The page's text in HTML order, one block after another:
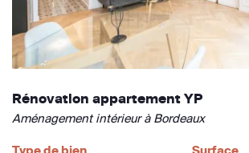
Rénovation appartement YP
Aménagement intérieur à Bordeaux